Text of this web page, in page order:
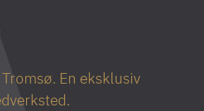
En eksklusiv